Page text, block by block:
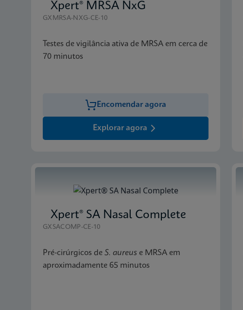
Xpert® MRSA NxG
GXMRSA-NXG-CE-10
Testes de vigilância ativa de MRSA em cerca de
70 minutos
Encomendar agora
Explorar agora
Xpert® SA Nasal Complete
GXSACOMP-CE-10
Pré-cirúrgicos de S. aureus e MRSA em
aproximadamente 65 minutos